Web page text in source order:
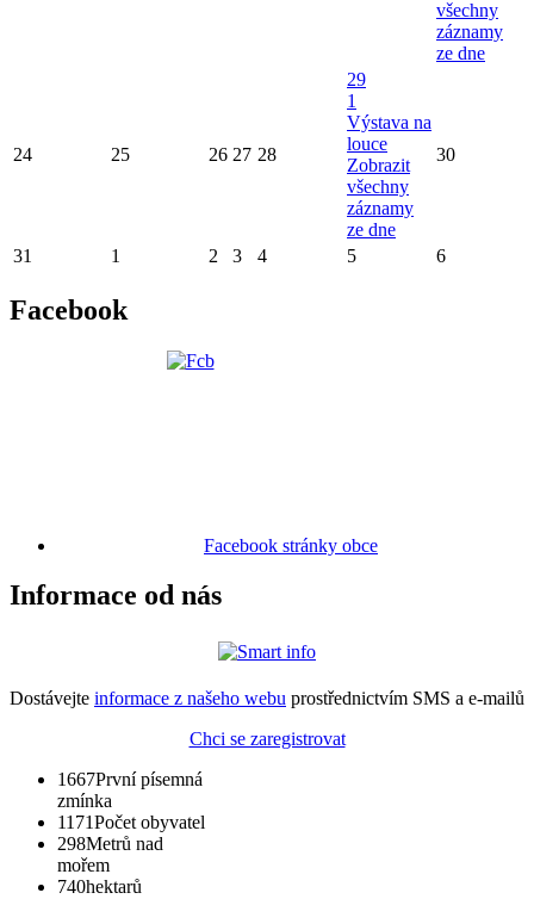
všechny
záznamy
ze dne
24 25 26 27 28
29
1
Výstava na
louce
Zobrazit
všechny
záznamy
ze dne
30
31 1 2 3 4 5 6
Facebook
Facebook stránky obce
Informace od nás
Dostávejte informace z našeho webu prostřednictvím SMS a e-mailů
Chci se zaregistrovat
1667První písemná
zmínka
1171Počet obyvatel
298Metrů nad
mořem
740hektarů